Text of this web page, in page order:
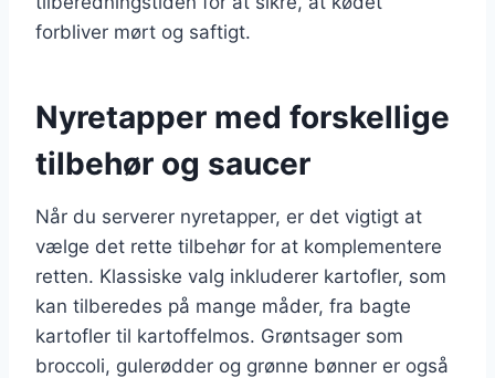
forbliver mørt og saftigt.
Nyretapper med forskellige
tilbehør og saucer
Når du serverer nyretapper, er det vigtigt at
vælge det rette tilbehør for at komplementere
retten. Klassiske valg inkluderer kartofler, som
kan tilberedes på mange måder, fra bagte
kartofler til kartoffelmos. Grøntsager som
broccoli, gulerødder og grønne bønner er også